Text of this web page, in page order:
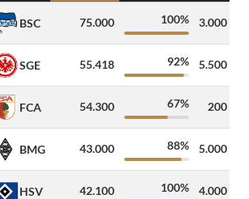
BSC 75.000 100% 3.000
SGE 55.418 92% 5.500
FCA 54.300 67% 200
BMG 43.000 88% 5.000
HSV 42.100 100% 4.000